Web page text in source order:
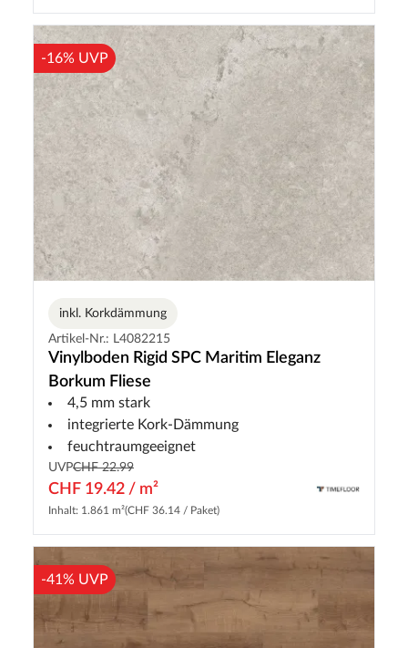
-16% UVP
inkl. Korkdämmung
Artikel-Nr.: L4082215
Vinylboden Rigid SPC Maritim Eleganz
Borkum Fliese
4,5 mm stark
integrierte Kork-Dämmung
feuchtraumgeeignet
UVPCHF 22.99
CHF 19.42 / m²
Inhalt: 1.861 m²(CHF 36.14 / Paket)
-41% UVP